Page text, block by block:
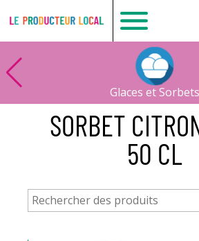
Le
producteur
local
Bois
Glaces et Sorbets
SORBET
50 CL